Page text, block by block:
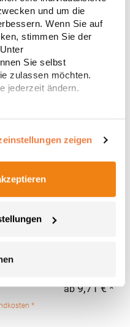
und um die
Wenn Sie auf
stimmen Sie der
Sie selbst
zulassen möchten.
jederzeit ändern.
zeigen
für
Bezug: 100%
Herst.-Nr.:
GmbH Stursberg II
12 42899 Remscheid Deutschland E-Mail: info@fare.de
23,11 € *
*
Herst.-Nr.:
GmbH Stursberg II
ab9,71 € *
*